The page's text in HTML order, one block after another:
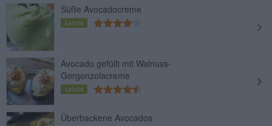
Süße Avocadocreme
Leicht
Avocado gefüllt mit Walnuss-
Gorgonzolacreme
Leicht
Überbackene Avocados